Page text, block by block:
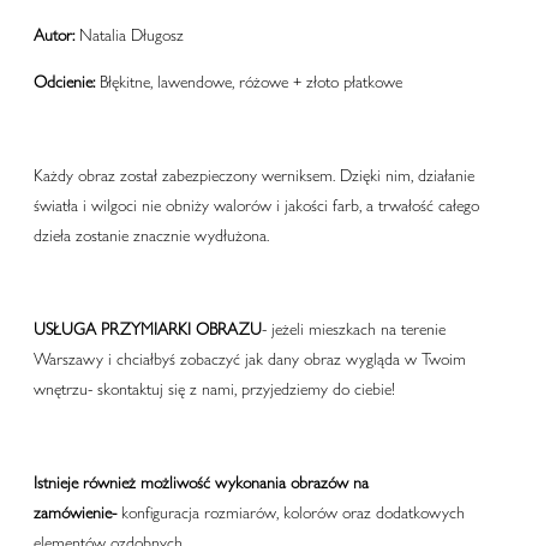
Autor:Natalia Długosz
Odcienie:Błękitne, lawendowe, różowe + złoto płatkowe
Każdy obraz został zabezpieczony werniksem. Dzięki nim, działanie
światła i wilgoci nie obniży walorów i jakości farb, a trwałość całego
dzieła zostanie znacznie wydłużona.
USŁUGA PRZYMIARKI OBRAZU- jeżeli mieszkach na terenie
Warszawy i chciałbyś zobaczyć jak dany obraz wygląda w Twoim
wnętrzu- skontaktuj się z nami, przyjedziemy do ciebie!
Istnieje również możliwość wykonania obrazów na
zamówienie- konfiguracja rozmiarów, kolorów oraz dodatkowych